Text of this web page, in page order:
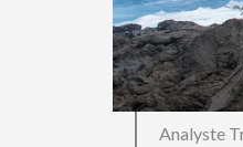
Analyste